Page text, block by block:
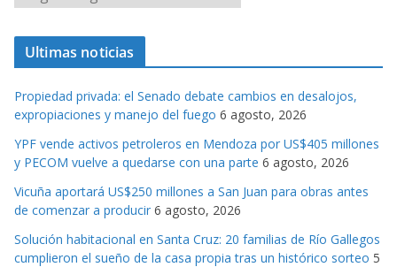
a
t
o
r
i
a
s
Ultimas noticias
Propiedad privada: el Senado debate cambios en desalojos,
expropiaciones y manejo del fuego 6 agosto, 2026
YPF vende activos petroleros en Mendoza por US$405 millones
y PECOM vuelve a quedarse con una parte 6 agosto, 2026
Vicuña aportará US$250 millones a San Juan para obras antes
de comenzar a producir 6 agosto, 2026
Solución habitacional en Santa Cruz: 20 familias de Río Gallegos
cumplieron el sueño de la casa propia tras un histórico sorteo 5